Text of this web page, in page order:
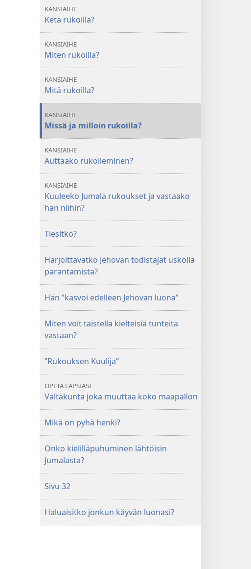
KANSIAIHE
Ketä rukoilla?
KANSIAIHE
Miten rukoilla?
KANSIAIHE
Mitä rukoilla?
KANSIAIHE
Missä ja milloin rukoilla?
KANSIAIHE
Auttaako rukoileminen?
KANSIAIHE
Kuuleeko Jumala rukoukset ja vastaako
hän niihin?
Tiesitkö?
Harjoittavatko Jehovan todistajat uskolla
parantamista?
Hän ”kasvoi edelleen Jehovan luona”
Miten voit taistella kielteisiä tunteita
vastaan?
”Rukouksen Kuulija”
OPETA LAPSIASI
Valtakunta joka muuttaa koko maapallon
Mikä on pyhä henki?
Onko kielilläpuhuminen lähtöisin
Jumalasta?
Sivu 32
Haluaisitko jonkun käyvän luonasi?